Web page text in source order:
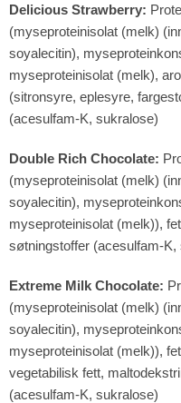
Delicious Strawberry:
(myseproteinisolat (melk)
soyalecitin),
myseproteinisolat (melk),
(sitronsyre, eplesyre,
(acesulfam-K, sukralose)
Double Rich Chocolate:
(myseproteinisolat (melk)
soyalecitin),
myseproteinisolat (melk)),
søtningstoffer (acesulfam-K,
Extreme Milk Chocolate:
(myseproteinisolat (melk)
soyalecitin),
myseproteinisolat (melk)),
vegetabilisk fett,
(acesulfam-K, sukralose)